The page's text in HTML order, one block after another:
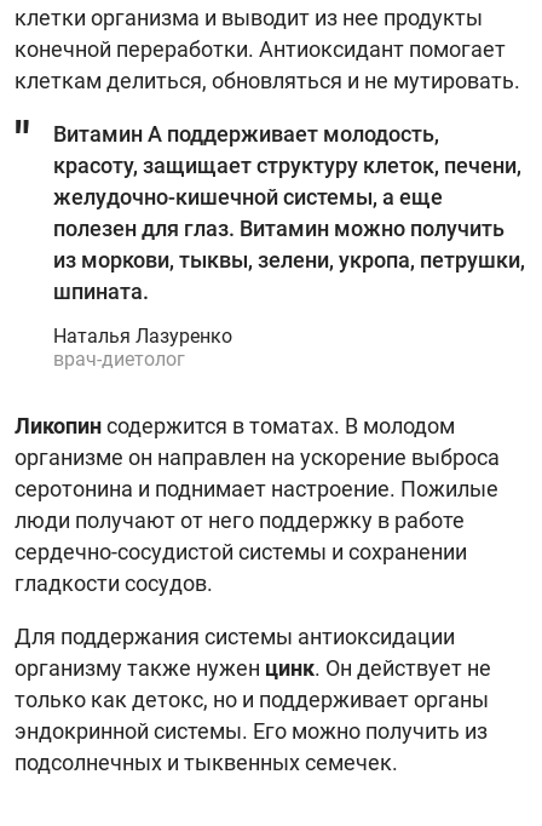
клетки организма и выводит из нее продукты
конечной переработки. Антиоксидант помогает
клеткам делиться, обновляться и не мутировать.
Витамин А поддерживает молодость,
красоту, защищает структуру клеток, печени,
желудочно-кишечной системы, а еще
полезен для глаз. Витамин можно получить
из моркови, тыквы, зелени, укропа, петрушки,
шпината.
Наталья Лазуренко
врач-диетолог
Ликопинсодержится в томатах. В молодом
организме он направлен на ускорение выброса
серотонина и поднимает настроение. Пожилые
люди получают от него поддержку в работе
сердечно-сосудистой системы и сохранении
гладкости сосудов.
Для поддержания системы антиоксидации
организму также нужен цинк. Он действует не
только как детокс, но и поддерживает органы
эндокринной системы. Его можно получить из
подсолнечных и тыквенных семечек.